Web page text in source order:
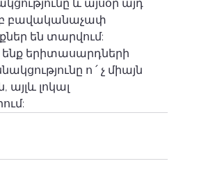
և այսօր այդ
բավականաչափ
են տարվում:
ենք երիտասարդների
ո ՛ չ միայն
այլև լոկալ